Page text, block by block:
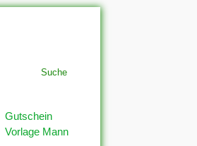
Suche
Gutschein
Vorlage Mann